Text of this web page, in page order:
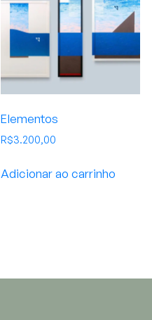
Elementos
R$3.200,00
Adicionar ao carrinho